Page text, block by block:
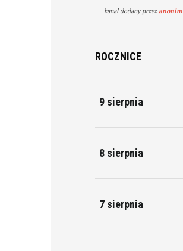
kanal dodany przezanonim
ROCZNICE
9 sierpnia
8 sierpnia
7 sierpnia